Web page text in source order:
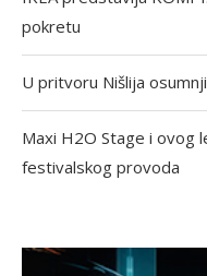
pokretu
U pritvoru Nišlija
Maxi H2O Stage i ovog
festivalskog provoda